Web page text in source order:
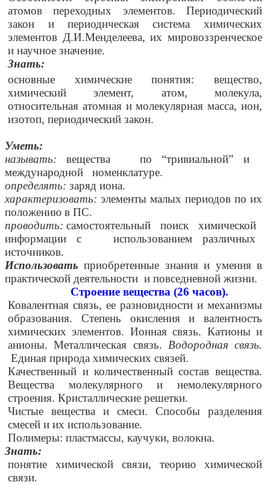
атомов переходных элементов. Периодический
закон и периодическая система химических
элементов Д.И.Менделеева, их мировоззренческое
и научное значение.
Знать:
основные химические понятия: вещество,
химический элемент, атом, молекула,
относительная атомная и молекулярная масса, ион,
изотоп, периодический закон.
Уметь:
называть: вещества по “тривиальной” и
международной номенклатуре.
определять: заряд иона.
характеризовать: элементы малых периодов по их
положению в ПС.
проводить: самостоятельный поиск химической
информации с использованием различных
источников.
Использовать приобретенные знания и умения в
практической деятельности и повседневной жизни.
Строение вещества (26 часов).
Ковалентная связь, ее разновидности и механизмы
образования. Степень окисления и валентность
химических элементов. Ионная связь. Катионы и
анионы. Металлическая связь. Водородная связь.
Единая природа химических связей.
Качественный и количественный состав вещества.
Вещества молекулярного и немолекулярного
строения. Кристаллические решетки.
Чистые вещества и смеси. Способы разделения
смесей и их использование.
Полимеры: пластмассы, каучуки, волокна.
Знать:
понятие химической связи, теорию химической
связи.